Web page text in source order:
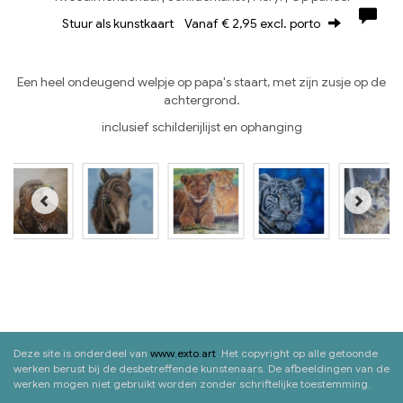
Stuur als kunstkaart Vanaf € 2,95 excl. porto
Een heel ondeugend welpje op papa's staart, met zijn zusje op de
achtergrond.
inclusief schilderijlijst en ophanging
Deze site is onderdeel van www.exto.art. Het copyright op alle getoonde
werken berust bij de desbetreffende kunstenaars. De afbeeldingen van de
werken mogen niet gebruikt worden zonder schriftelijke toestemming.